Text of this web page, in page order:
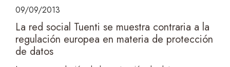
09/09/2013
La red social Tuenti se muestra contraria a la
regulación europea en materia de protección
de datos